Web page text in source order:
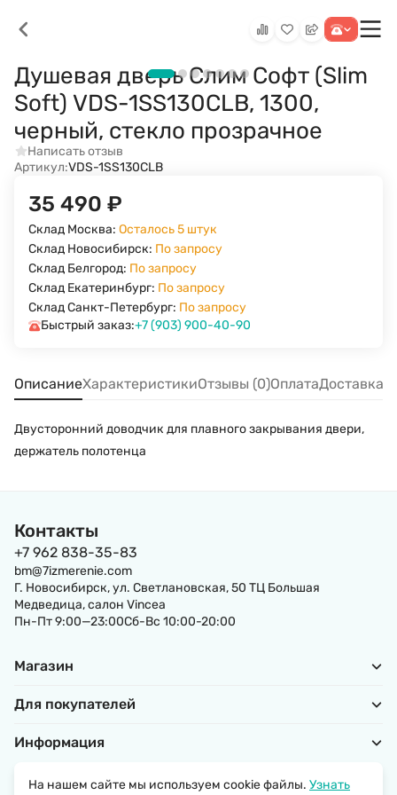
Душевая дверь Слим Софт (Slim
Soft) VDS-1SS130CLB, 1300,
черный, стекло прозрачное
Написать отзыв
Артикул:VDS-1SS130CLB
35 490 ₽
Склад Москва: Осталось 5 штук
Склад Новосибирск: По запросу
Склад Белгород: По запросу
Склад Екатеринбург: По запросу
Склад Санкт-Петербург: По запросу
Быстрый заказ:+7 (903) 900-40-90
ОписаниеХарактеристикиОтзывы (0)ОплатаДоставка
Двусторонний доводчик для плавного закрывания двери,
держатель полотенца
Контакты
+7 962 838-35-83
bm@7izmerenie.com
Г. Новосибирск, ул. Светлановская, 50 ТЦ Большая
Медведица, салон Vincea
Пн-Пт 9:00—23:00Сб-Вс 10:00-20:00
Магазин
Для покупателей
Информация
На нашем сайте мы используем cookie файлы. Узнать